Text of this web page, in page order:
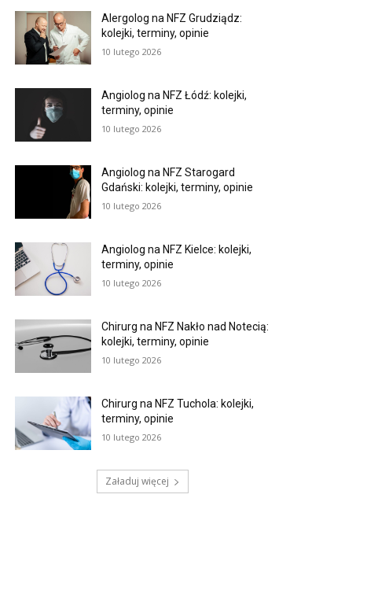
Alergolog na NFZ Grudziądz:
kolejki, terminy, opinie
10 lutego 2026
Angiolog na NFZ Łódź: kolejki,
terminy, opinie
10 lutego 2026
Angiolog na NFZ Starogard
Gdański: kolejki, terminy, opinie
10 lutego 2026
Angiolog na NFZ Kielce: kolejki,
terminy, opinie
10 lutego 2026
Chirurg na NFZ Nakło nad Notecią:
kolejki, terminy, opinie
10 lutego 2026
Chirurg na NFZ Tuchola: kolejki,
terminy, opinie
10 lutego 2026
Załaduj więcej